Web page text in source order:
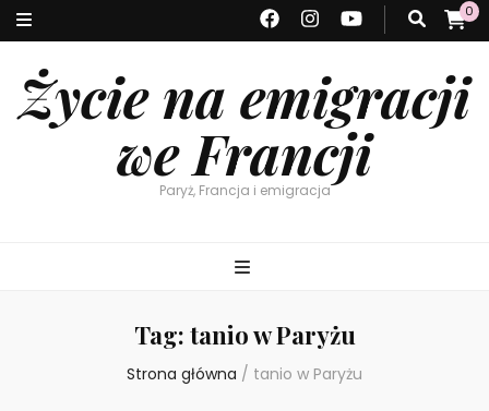
0
Życie na emigracji
we Francji
Paryż, Francja i emigracja
Tag: tanio w Paryżu
Strona główna / tanio w Paryżu